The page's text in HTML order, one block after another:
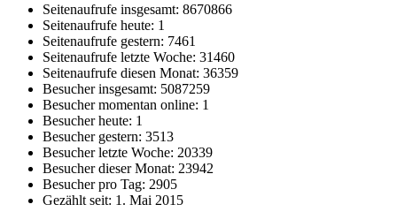
Seitenaufrufe insgesamt: 8670866
Seitenaufrufe heute: 1
Seitenaufrufe gestern: 7461
Seitenaufrufe letzte Woche: 31460
Seitenaufrufe diesen Monat: 36359
Besucher insgesamt: 5087259
Besucher momentan online: 1
Besucher heute: 1
Besucher gestern: 3513
Besucher letzte Woche: 20339
Besucher dieser Monat: 23942
Besucher pro Tag: 2905
Gezählt seit: 1. Mai 2015